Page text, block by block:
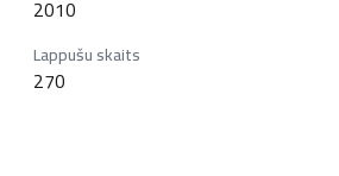
2010
Lappušu skaits
270